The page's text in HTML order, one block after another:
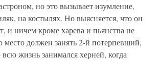
но это вызывает изумление,
на костылях. Но выясняется, что он
и ничем кроме харева и пьянства не
место должен занять 2-й потерпевший,
всю жизнь занимался херней, когда